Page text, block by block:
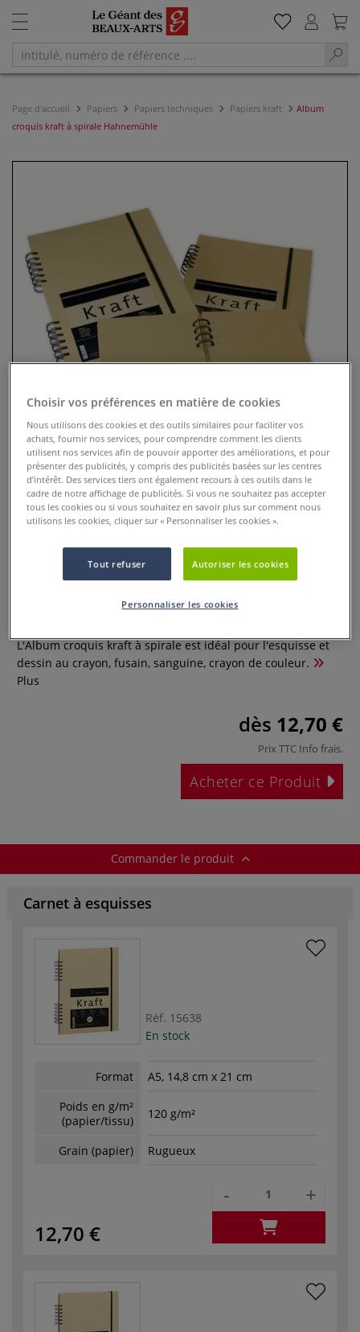
Page d'accueil Papiers Papiers techniques Papiers kraft
Album
croquis kraft à spirale Hahnemühle
Album croquis kraft à spirale
Hahnemühle
0 Commentaires
L'Album croquis kraft à spirale est idéal pour l'esquisse et
dessin au crayon, fusain, sanguine, crayon de couleur.
Plus
dès 12,70 €
Prix TTC Info frais.
Acheter ce Produit
Commander le produit
Carnet à esquisses
Réf. 15638
En stock
Format
A5, 14,8 cm x 21 cm
Poids en g/m²
(papier/tissu)
120 g/m²
Grain (papier) Rugueux
12,70 €
- +
Choisir vos préférences en matière de cookies
Nous utilisons des cookies et des outils similaires pour faciliter vos
achats, fournir nos services, pour comprendre comment les clients
utilisent nos services afin de pouvoir apporter des améliorations, et pour
présenter des publicités, y compris des publicités basées sur les centres
d’intérêt. Des services tiers ont également recours à ces outils dans le
cadre de notre affichage de publicités. Si vous ne souhaitez pas accepter
tous les cookies ou si vous souhaitez en savoir plus sur comment nous
utilisons les cookies, cliquer sur « Personnaliser les cookies ».
Tout refuser Autoriser les cookies
Personnaliser les cookies